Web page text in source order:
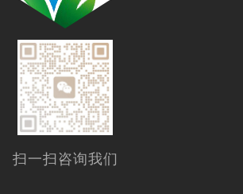
扫一扫咨询我们